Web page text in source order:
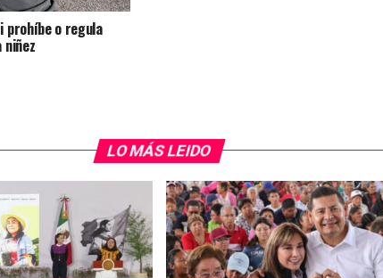
prohíbe o regula
LO MÁS LEIDO